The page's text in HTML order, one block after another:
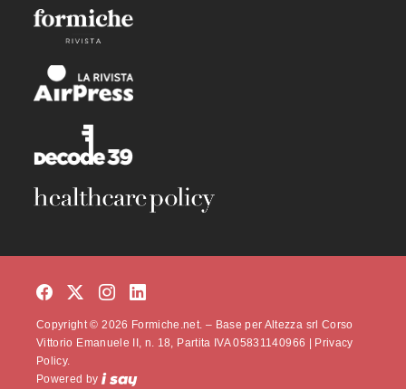
Copyright © 2026 Formiche.net. – Base per Altezza srl Corso
Vittorio Emanuele II, n. 18, Partita IVA 05831140966 |
Privacy
Policy.
Powered by